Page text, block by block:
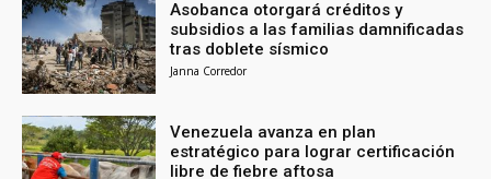
Asobanca otorgará créditos y
subsidios a las familias damnificadas
tras doblete sísmico
Janna Corredor
Venezuela avanza en plan
estratégico para lograr certificación
libre de fiebre aftosa